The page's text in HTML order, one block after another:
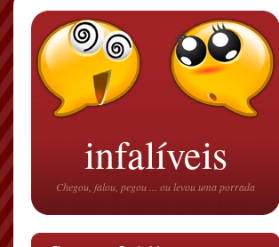
infalíveis
Chegou, falou, pegou ... ou levou uma porrada